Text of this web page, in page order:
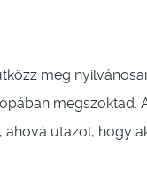
meg
megszoktad.
ahová utazol, hogy